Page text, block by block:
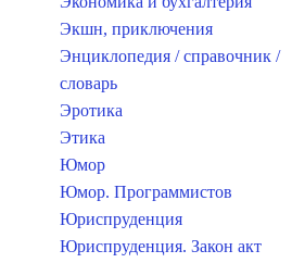
Экшн, приключения
Энциклопедия / справочник /
словарь
Эротика
Этика
Юмор
Юмор. Программистов
Юриспруденция
Юриспруденция. Закон акт